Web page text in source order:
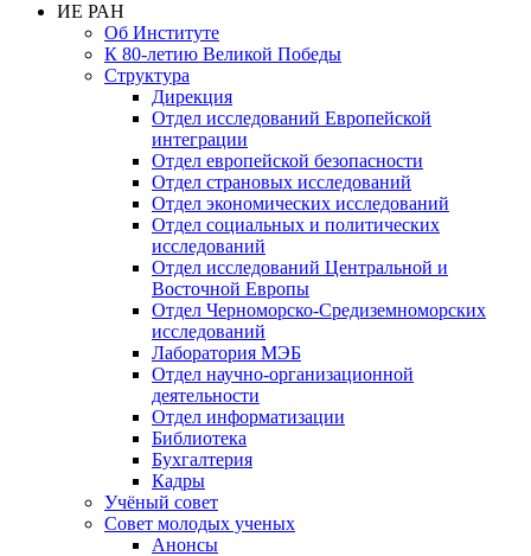
ИЕ РАН
Об Институте
К 80-летию Великой Победы
Структура
Дирекция
Отдел исследований Европейской
интеграции
Отдел европейской безопасности
Отдел страновых исследований
Отдел экономических исследований
Отдел социальных и политических
исследований
Отдел исследований Центральной и
Восточной Европы
Отдел Черноморско-Средиземноморских
исследований
Лаборатория МЭБ
Отдел научно-организационной
деятельности
Отдел информатизации
Библиотека
Бухгалтерия
Кадры
Учёный совет
Совет молодых ученых
Анонсы